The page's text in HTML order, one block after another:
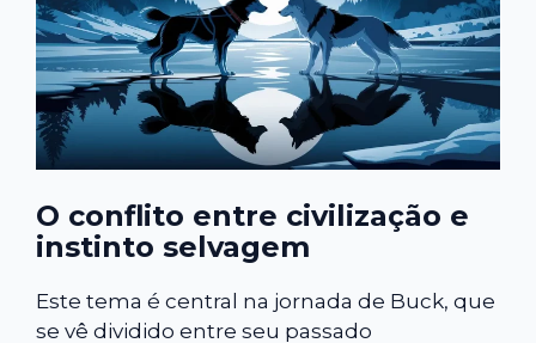
O conflito entre civilização e
instinto selvagem
Este tema é central na jornada de Buck, que
se vê dividido entre seu passado